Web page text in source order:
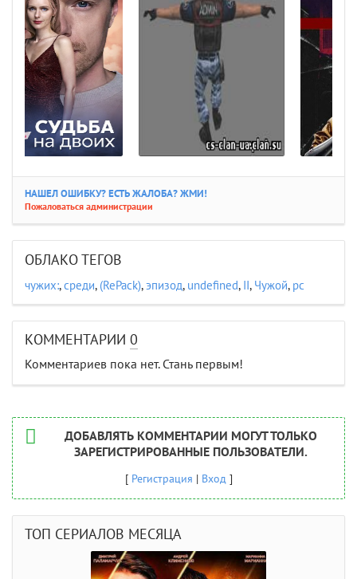
НАШЕЛ ОШИБКУ? ЕСТЬ ЖАЛОБА? ЖМИ!
Пожаловаться администрации
ОБЛАКО ТЕГОВ
чужих:,среди, (RePack),эпизод, undefined, II, Чужой, pc
КОММЕНТАРИИ 0
Комментариев пока нет. Стань первым!
ДОБАВЛЯТЬ КОММЕНТАРИИ МОГУТ ТОЛЬКО
ЗАРЕГИСТРИРОВАННЫЕ ПОЛЬЗОВАТЕЛИ.
[ Регистрация | Вход]
ТОП СЕРИАЛОВ МЕСЯЦА